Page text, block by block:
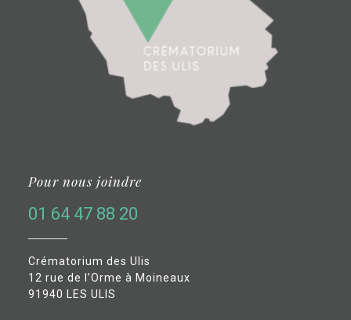
Pour nous joindre
01 64 47 88 20
Crématorium des Ulis
12 rue de l’Orme à Moineaux
91940 LES ULIS